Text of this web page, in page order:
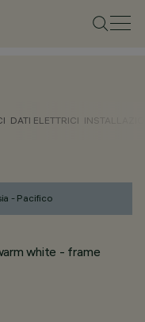
DATI ELETTRICI
- Pacifico
white - frame